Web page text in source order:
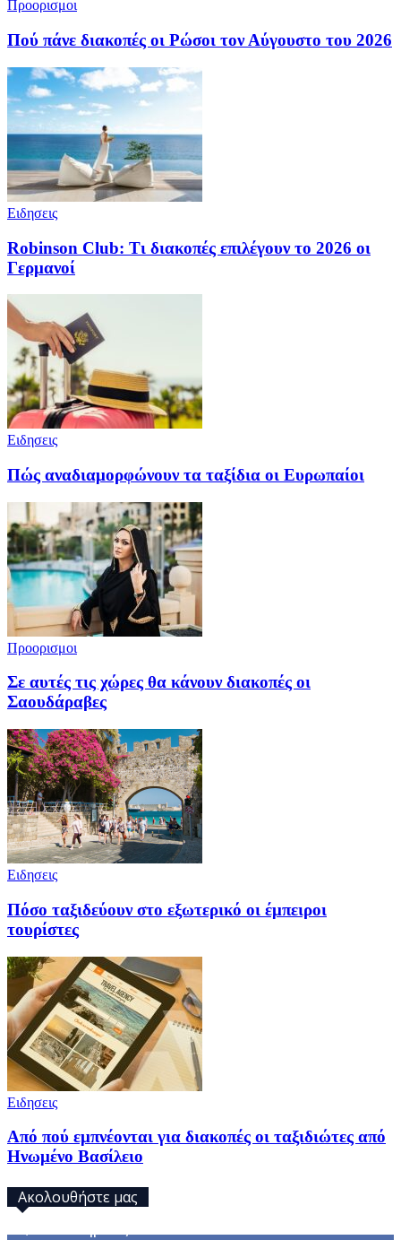
Προορισμοι
Πού πάνε διακοπές οι Ρώσοι τον Αύγουστο του 2026
Ειδησεις
Robinson Club: Τι διακοπές επιλέγουν το 2026 οι
Γερμανοί
Ειδησεις
Πώς αναδιαμορφώνουν τα ταξίδια οι Ευρωπαίοι
Προορισμοι
Σε αυτές τις χώρες θα κάνουν διακοπές οι
Σαουδάραβες
Ειδησεις
Πόσο ταξιδεύουν στο εξωτερικό οι έμπειροι
τουρίστες
Ειδησεις
Από πού εμπνέονται για διακοπές οι ταξιδιώτες από
Ηνωμένο Βασίλειο
Ακολουθήστε μας